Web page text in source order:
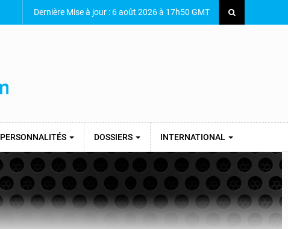
Dernière Mise à jour : 6 août 2026 à 17h50 GMT
PERSONNALITÉS DOSSIERS INTERNATIONAL